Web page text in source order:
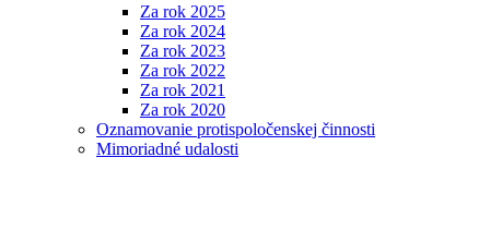
Za rok 2025
Za rok 2024
Za rok 2023
Za rok 2022
Za rok 2021
Za rok 2020
Oznamovanie protispoločenskej činnosti
Mimoriadné udalosti